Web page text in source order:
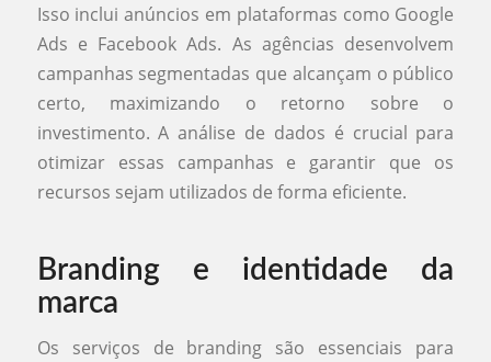
Isso inclui anúncios em plataformas como Google
Ads e Facebook Ads. As agências desenvolvem
campanhas segmentadas que alcançam o público
certo, maximizando o retorno sobre o
investimento. A análise de dados é crucial para
otimizar essas campanhas e garantir que os
recursos sejam utilizados de forma eficiente.
Branding e identidade da
marca
Os serviços de branding são essenciais para